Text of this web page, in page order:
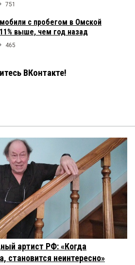
751
с пробегом в Омской
выше, чем год назад
465
ВКонтакте!
артист РФ: «Когда
становится неинтересно»